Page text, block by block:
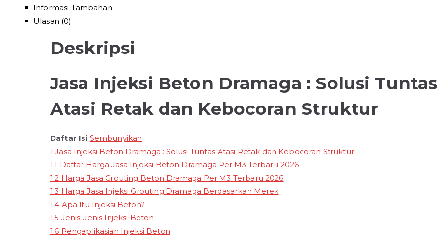
Informasi Tambahan
Ulasan (0)
Deskripsi
Jasa Injeksi Beton Dramaga : Solusi Tuntas
Atasi Retak dan Kebocoran Struktur
Daftar Isi Sembunyikan
1 Jasa Injeksi Beton Dramaga : Solusi Tuntas Atasi Retak dan Kebocoran Struktur
1.1 Daftar Harga Jasa Injeksi Beton Dramaga Per M3 Terbaru 2026
1.2 Harga Jasa Grouting Beton Dramaga Per M3 Terbaru 2026
1.3 Harga Jasa Injeksi Grouting Dramaga Berdasarkan Merek
1.4 Apa Itu Injeksi Beton?
1.5 Jenis-Jenis Injeksi Beton
1.6 Pengaplikasian Injeksi Beton